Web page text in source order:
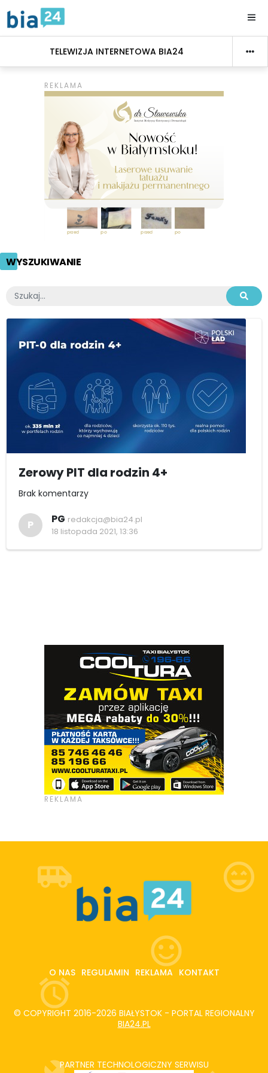
TELEWIZJA INTERNETOWA BIA24
WYSZUKIWANIE
Zerowy PIT dla rodzin 4+
Brak komentarzy
P PG redakcja@bia24.pl
18 listopada 2021, 13:36
O NAS REGULAMIN REKLAMA KONTAKT
© COPYRIGHT 2016-2026 BIAŁYSTOK - PORTAL REGIONALNY
BIA24.PL
PARTNER TECHNOLOGICZNY SERWISU